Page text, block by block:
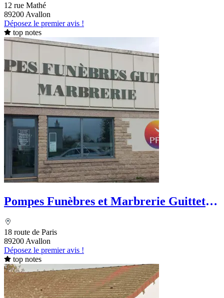
12 rue Mathé
89200 Avallon
Déposez le premier avis !
top notes
Pompes Funèbres et Marbrerie Guittet -
18 route de Paris
89200 Avallon
Déposez le premier avis !
top notes